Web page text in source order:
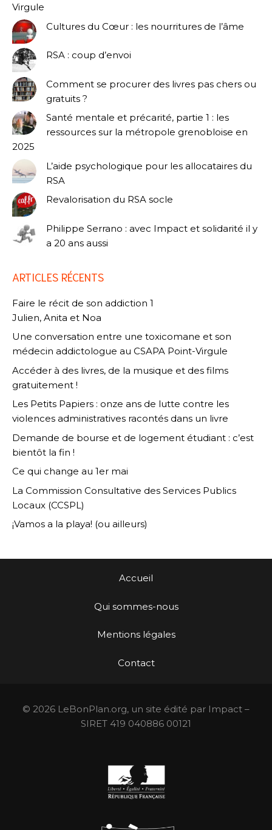
Virgule
Cultures du Cœur : les nourritures de l’âme
RSA : coup d’envoi
Comment se procurer des livres pas chers ou
gratuits ?
Santé mentale et précarité, partie 1 : les
ressources sur la métropole grenobloise en
2025
L’aide psychologique pour les allocataires du
RSA
Revalorisation du RSA socle
Philippe Serrano : avec Impact et solidarité il y
a 20 ans aussi
ARTICLES RÉCENTS
Faire le récit de son addiction 1
Julien, Anita et Noa
Une conversation entre une toxicomane et son
médecin addictologue au CSAPA Point-Virgule
Accéder à des livres, de la musique et des films
gratuitement !
Les Petits Papiers : onze ans de lutte contre les
violences administratives racontés dans un livre
Demande de bourse et de logement étudiant : c’est
bientôt la fin !
Ce qui change au 1er mai
La Commission Consultative des Services Publics
Locaux (CCSPL)
¡Vamos a la playa! (ou ailleurs)
Accueil
Qui sommes-nous
Mentions légales
Contact
© 2026 LeBonPlan.org, un site édité par Impact –
SIRET 419 040886 00121